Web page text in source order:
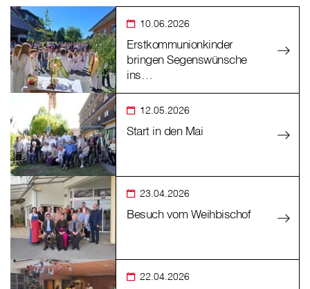
10.06.2026
Erstkommunionkinder
bringen Segenswünsche
ins…
12.05.2026
Start in den Mai
23.04.2026
Besuch vom Weihbischof
22.04.2026